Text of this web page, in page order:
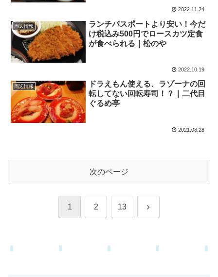
2022.11.24
周辺情報
ランチパスポートより安い！今だ
け税込み500円でロースカツ定食
が食べられる｜松のや
2022.10.19
周辺情報
ドラえもん使える、ラゾーナの回
転してない回転寿司！？｜二代目
ぐるめ亭
2021.08.28
次のページ
1 2 13 次